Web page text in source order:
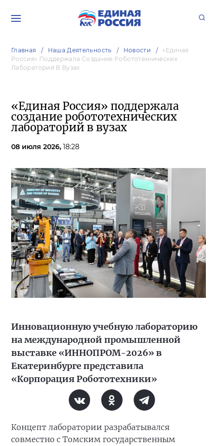
Главная Наша Деятельность Новости
«Единая
Россия» Поддержала Создание Робототехнических
Лабораторий В Вузах
«Единая Россия» поддержала
создание робототехнических
лабораторий в вузах
08 июля 2026, 18:28
Инновационную учебную лабораторию
на международной промышленной
выставке «ИННОПРОМ-2026» в
Екатеринбурге представила
«Корпорация Робототехники»
Концепт лаборатории разрабатывался
совместно с Томским государственным